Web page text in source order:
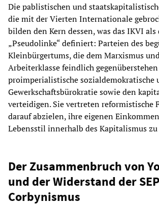
Die pablistischen und
die mit der Vierten Internationale
bilden den Kern dessen, was das IKVI
„Pseudolinke“ definiert: Parteien des
Kleinbürgertums, die dem Marxismus
Arbeiterklasse feindlich
proimperialistische sozialdemokratische
Gewerkschaftsbürokratie sowie den
verteidigen. Sie vertreten reformistische
darauf abzielen, ihre eigenen
Lebensstil innerhalb des Kapitalismus zu
Der Zusammenbruch von
und der Widerstand der
Corbynismus